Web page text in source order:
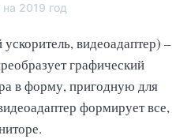
2019 год
видеоадаптер) –
графический
в форму, пригодную для
формирует все,